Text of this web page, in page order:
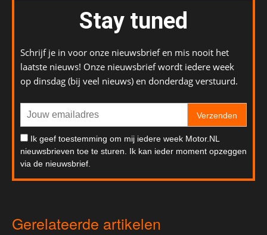
Stay tuned
Schrijf je in voor onze nieuwsbrief en mis nooit het
laatste nieuws! Onze nieuwsbrief wordt iedere week
op dinsdag (bij veel nieuws) en donderdag verstuurd.
Verzenden
Ik geef toestemming om mij iedere week Motor.NL
nieuwsbrieven toe te sturen. Ik kan ieder moment opzeggen
via de nieuwsbrief.
Gerelateerde artikelen